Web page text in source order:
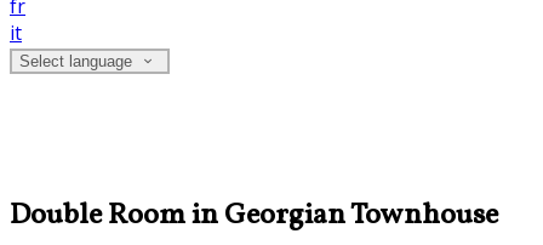
fr
it
Select language
Double Room in Georgian Townhouse